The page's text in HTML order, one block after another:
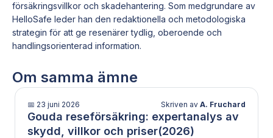
försäkringsvillkor och skadehantering. Som medgrundare av
HelloSafe leder han den redaktionella och metodologiska
strategin för att ge resenärer tydlig, oberoende och
handlingsorienterad information.
Om samma ämne
📅 23 juni 2026 Skriven av A. Fruchard
Gouda reseförsäkring: expertanalys av
skydd, villkor och priser(2026)